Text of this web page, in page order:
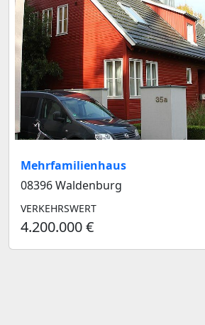
Mehrfamilienhaus
08396 Waldenburg
VERKEHRSWERT
4.200.000 €